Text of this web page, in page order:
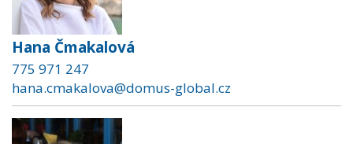
Hana Čmakalová
775 971 247
hana.cmakalova@domus-global.cz